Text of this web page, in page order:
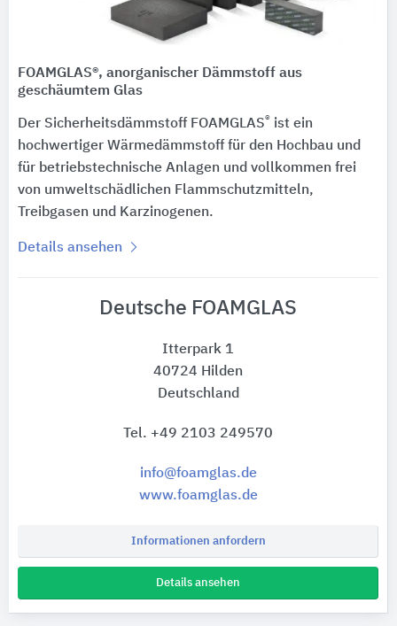
FOAMGLAS®, anorganischer Dämmstoff aus
geschäumtem Glas
Der Sicherheitsdämmstoff FOAMGLAS® ist ein
hochwertiger Wärmedämmstoff für den Hochbau und
für betriebstechnische Anlagen und vollkommen frei
von umweltschädlichen Flammschutzmitteln,
Treibgasen und Karzinogenen.
Details ansehen
Deutsche FOAMGLAS
Itterpark 1
40724 Hilden
Deutschland
Tel. +49 2103 249570
info@foamglas.de
www.foamglas.de
Informationen anfordern
Details ansehen